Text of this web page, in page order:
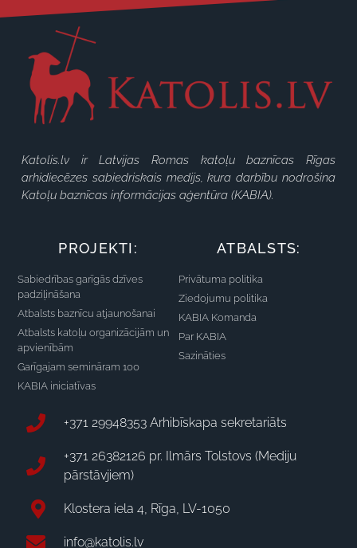
Katolis.lv ir Latvijas Romas katoļu baznīcas Rīgas
arhidiecēzes sabiedriskais medijs, kura darbību nodrošina
Katoļu baznīcas informācijas aģentūra (KABIA).
PROJEKTI:
Sabiedrības garīgās dzīves
padziļināšana
Atbalsts baznīcu atjaunošanai
Atbalsts katoļu organizācijām un
apvienībām
Garīgajam semināram 100
KABIA iniciatīvas
ATBALSTS:
Privātuma politika
Ziedojumu politika
KABIA Komanda
Par KABIA
Sazināties
+371 29948353 Arhibīskapa sekretariāts
+371 26382126 pr. Ilmārs Tolstovs (Mediju
pārstāvjiem)
Klostera iela 4, Rīga, LV-1050
info@katolis.lv